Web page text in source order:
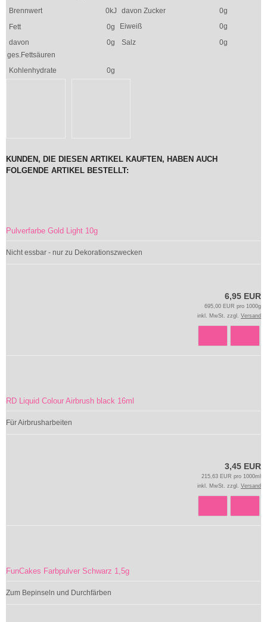
Brennwert
0kJ davon Zucker
0g
Fett
0g Eiweiß
0g
davon
ges.Fettsäuren
0g Salz 0g
Kohlenhydrate 0g
KUNDEN, DIE DIESEN ARTIKEL KAUFTEN, HABEN AUCH
FOLGENDE ARTIKEL BESTELLT:
Pulverfarbe Gold Light 10g
Nicht essbar - nur zu Dekorationszwecken
6,95 EUR
695,00 EUR pro 1000g
inkl. MwSt. zzgl. Versand
RD Liquid Colour Airbrush black 16ml
Für Airbrusharbeiten
3,45 EUR
215,63 EUR pro 1000ml
inkl. MwSt. zzgl. Versand
FunCakes Farbpulver Schwarz 1,5g
Zum Bepinseln und Durchfärben